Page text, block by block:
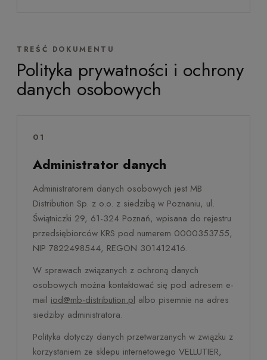
TREŚĆ DOKUMENTU
Polityka prywatności i ochrony
danych osobowych
01
Administrator danych
Administratorem danych osobowych jest MB
Distribution Sp. z o.o. z siedzibą w Poznaniu, ul.
Świątniczki 29, 61-324 Poznań, wpisana do rejestru
przedsiębiorców KRS pod numerem 0000353755,
NIP 7822498544, REGON 301412416.
W sprawach związanych z ochroną danych
osobowych można kontaktować się pod adresem e-
mail iod@mb-distribution.pl albo pisemnie na adres
siedziby administratora.
Polityka dotyczy danych przetwarzanych w związku z
korzystaniem ze sklepu internetowego VELLUTIER,